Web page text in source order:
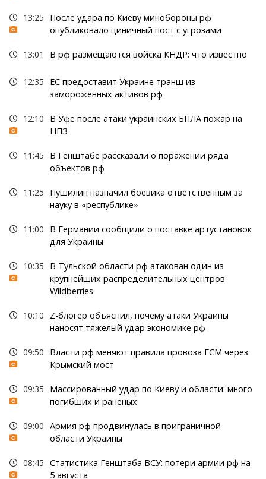
13:25
После удара по Киеву минобороны рф
опубликовало циничный пост с угрозами
13:01 В рф размещаются войска КНДР: что известно
12:35
ЕС предоставит Украине транш из
замороженных активов рф
12:10
В Уфе после атаки украинских БПЛА пожар на
НПЗ
11:45
В Генштабе рассказали о поражении ряда
объектов рф
11:25
Пушилин назначил боевика ответственным за
науку в «республике»
11:00
В Германии сообщили о поставке артустановок
для Украины
10:35
В Тульской области рф атакован один из
крупнейших распределительных центров
Wildberries
10:10
Z-блогер объяснил, почему атаки Украины
наносят тяжелый удар экономике рф
09:50
Власти рф меняют правила провоза ГСМ через
Крымский мост
09:35
Массированный удар по Киеву и области: много
погибших и раненых
09:00 Армия рф продвинулась в приграничной
области Украины
08:45 Статистика Генштаба ВСУ: потери армии рф на
5 августа